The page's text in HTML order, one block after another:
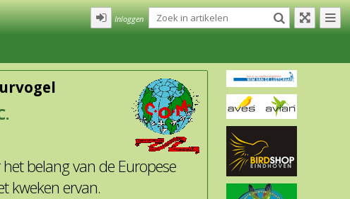
Inloggen
belang van de Europese
kweken ervan.